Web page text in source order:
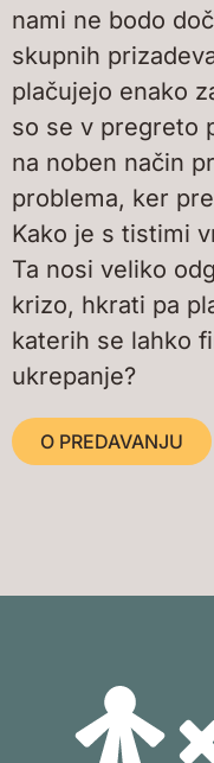
nami ne bodo
skupnih
plačujejo enako
so se v pregreto
na noben način
problema, ker
Kako je s tistimi
Ta nosi veliko
krizo, hkrati pa
katerih se lahko
ukrepanje?
O PREDAVANJU